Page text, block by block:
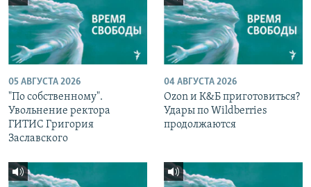
05 АВГУСТА 2026
"По собственному".
Увольнение ректора
ГИТИС Григория
Заславского
04 АВГУСТА 2026
Ozon и К&Б приготовиться?
Удары по Wildberries
продолжаются